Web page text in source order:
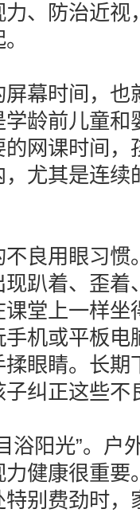
、防治近视
幕时间，也
龄前儿童和
网课时间，
尤其是连续
良用眼习惯
趴着、歪着
堂上一样坐
机或平板电
眼睛。长期
纠正这些不
阳光”。户
健康很重要
别费劲时，